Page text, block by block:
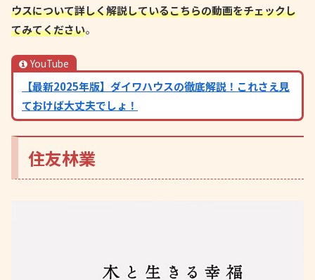
ウスについて詳しく解説しているこちらの動画をチェックし
てみてください。
YouTube
【最新2025年版】ダイワハウスの徹底解説！これさえ見
ておけば大丈夫でしょ！
住友林業